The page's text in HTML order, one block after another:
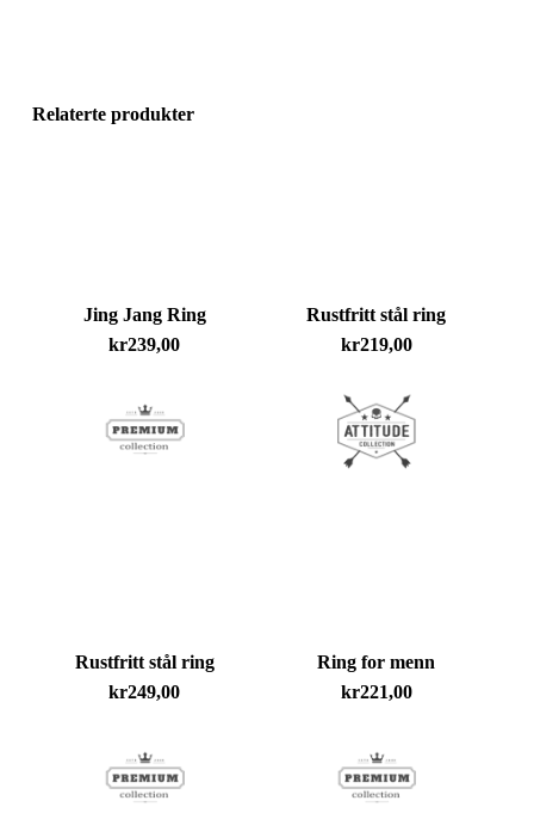
Du har ingen produkter i handlekurven.
Relaterte produkter
Jing Jang Ring
kr239,00
Rustfritt stål ring
kr219,00
Rustfritt stål ring
kr249,00
Ring for menn
kr221,00